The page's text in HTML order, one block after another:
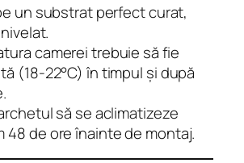
un substrat perfect curat,
camerei trebuie să fie
(18-22°C) în timpul și după
să se aclimatizeze
48 de ore înainte de montaj.